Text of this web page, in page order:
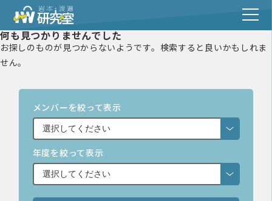
何も見つかりませんでした
お探しのものが見つからないようです。検索すると良いかもしれま
せん。
メンバーを絞って表示
年度を絞って表示